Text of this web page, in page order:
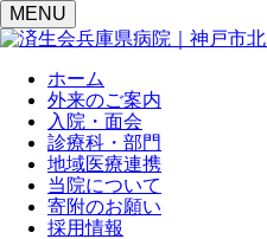
MENU
ホーム
外来のご案内
入院・面会
診療科・部門
地域医療連携
当院について
寄附のお願い
採用情報